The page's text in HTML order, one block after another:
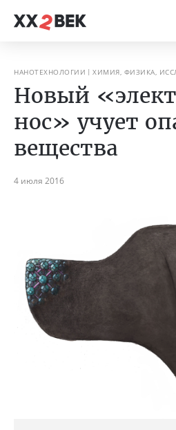
НАНОТЕХНОЛОГИИ ХИМИЯ, ФИЗИКА,
Новый
нос» учует
вещества
4 июля 2016